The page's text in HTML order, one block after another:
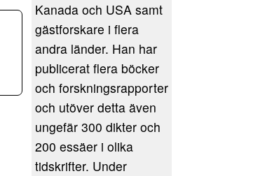
Kanada och USA samt
gästforskare i flera
andra länder. Han har
publicerat flera böcker
och forskningsrapporter
och utöver detta även
ungefär 300 dikter och
200 essäer i olika
tidskrifter. Under